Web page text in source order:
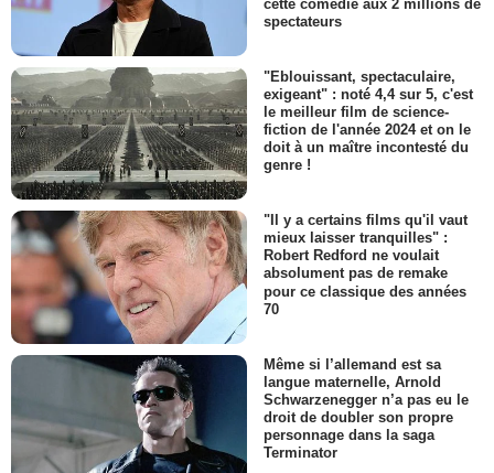
cette comédie aux 2 millions de
spectateurs
"Eblouissant, spectaculaire,
exigeant" : noté 4,4 sur 5, c'est
le meilleur film de science-
fiction de l'année 2024 et on le
doit à un maître incontesté du
genre !
"Il y a certains films qu'il vaut
mieux laisser tranquilles" :
Robert Redford ne voulait
absolument pas de remake
pour ce classique des années
70
Même si l’allemand est sa
langue maternelle, Arnold
Schwarzenegger n’a pas eu le
droit de doubler son propre
personnage dans la saga
Terminator